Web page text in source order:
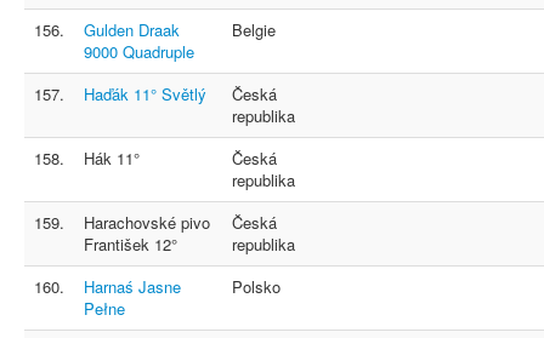
156.
Gulden Draak
9000 Quadruple
Belgie
157. Haďák 11° Světlý
Česká
republika
158.
Hák 11°
Česká
republika
159.
Harachovské pivo
František 12°
Česká
republika
160.
Harnaś Jasne
Pełne
Polsko